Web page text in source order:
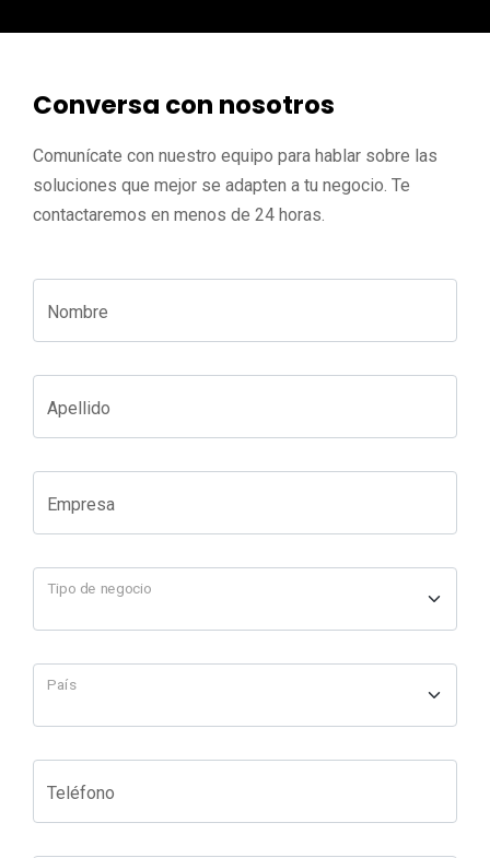
Conversa con nosotros
Comunícate con nuestro equipo para hablar sobre las
soluciones que mejor se adapten a tu negocio. Te
contactaremos en menos de 24 horas.
Nombre
Apellido
Empresa
Tipo de negocio
País
Teléfono